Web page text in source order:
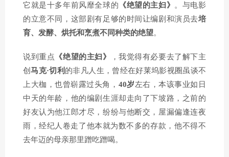
它就是十多年前风靡全球的 《绝望的主妇》
。与电影
的立意不同，这部剧有足够的时间让编剧和演员去培
育、发酵、烘托和烹煮不同种类的绝望。
说到重点 《绝望的主妇》
，我觉得有必要去了解下主
创马克·切利 的非凡人生，曾经在好莱坞影视圈虽谈不
上大枷，也曾崭露过头角， 40岁左右，本该事业如日
中天的年龄，他的编剧生涯却走向了下坡路，之前的
好友认为他江郎才尽，纷纷与他断交，屋漏偏逢连夜
雨，经纪人卷走了他本就为数不多的存款，­他不得不
去年迈的母亲那里蹭吃蹭喝。